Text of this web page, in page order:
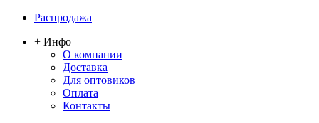
Распродажа
+ Инфо
О компании
Доставка
Для оптовиков
Оплата
Контакты